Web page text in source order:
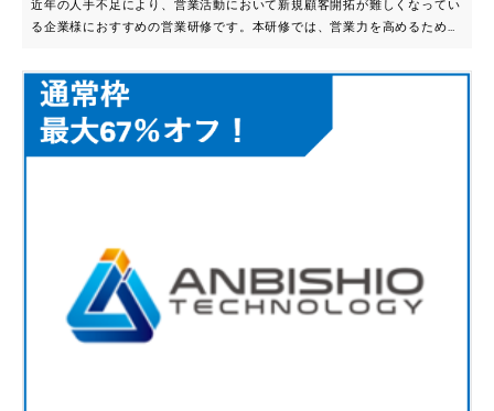
近年の人手不足により、営業活動において新規顧客開拓が難しくなってい
る企業様におすすめの営業研修です。本研修では、営業力を高めるための
・新規事業を開拓したいが、人手不足に悩んでいる企業 ・売上向上を目
指しているが、効果的な営業方法がわからない企業 ・営業力をアップさ
せることで、企業のブランドイメージ向上を目指している企業 「営業力
を向上する研修」は、実践的な営業手法を身につけることができる研修で
す。専門的な知識を身につけるだけでなく、実践的なトレーニングも行
ージングの技術習得 ・ターゲットセグメンテーションの方法の習得